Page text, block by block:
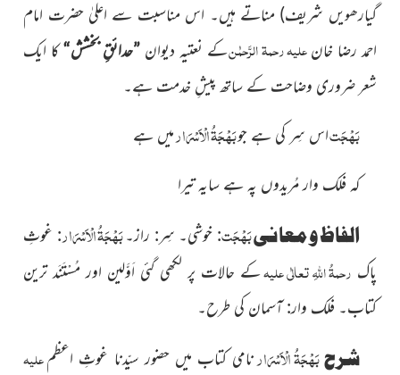
گیارھویں شریف) مناتے ہیں۔ اس مناسبت سے اعلیٰ حضرت امام
احمد رضا خانعلیہ رحمۃ الرَّحمٰنکے نعتیہ دیوان ”حدائقِ بخشش“کا ایک
شعر ضروری وضاحت کے ساتھ پیشِ خدمت ہے۔
بَہْجَتاس سِر کی ہے جوبَہْجَۃُ الْاَسْرَارمیں ہے
کہ فَلک وار مُریدوں پہ ہے سایہ تیرا
الفاظ و معانیبَہْجَت: خوشی۔ سِر: راز۔بَہْجَۃُ الْاَسْرَار: غوثِ
پاک رحمۃُ اللہِ تعالٰی علیہکے حالات پر لکھی گئی اَوَّلین اور مُسْتَنَد ترین
کتاب۔ فلک وار: آسمان کی طرح۔
شرحبَہْجَۃُ الْاَسْرَارنامی کتاب میں حضور سیّدنا غوثِ اعظمعلیہ